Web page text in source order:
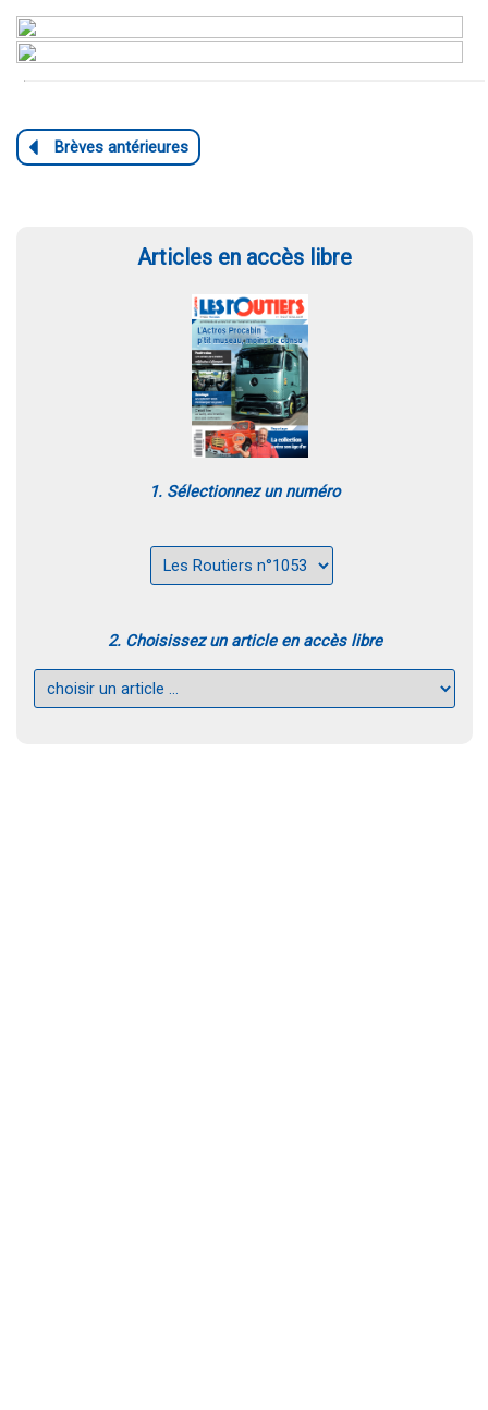
Articles en accès libre
1. Sélectionnez un numéro
2. Choisissez un article en accès libre